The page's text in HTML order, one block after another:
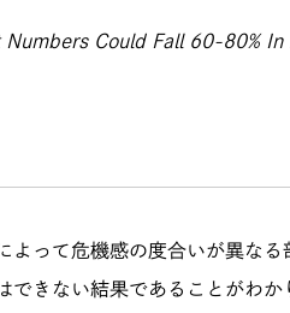
Could Fall 60-80% In
よって危機感の度合いが異な
できない結果であることがわか